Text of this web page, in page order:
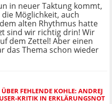
in neuer Taktung kommt,
Möglichkeit, auch
alten Rhythmus hatte
sind wir richtig drin! Wir
dem Zettel! Aber einen
das Thema schon wieder
FEHLENDE KOHLE: ANDREJ
KRITIK IN ERKLÄRUNGSNOT